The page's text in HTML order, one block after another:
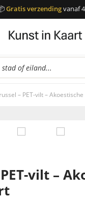
Gratis verzendingvanaf
– PET-vilt –
vilt –